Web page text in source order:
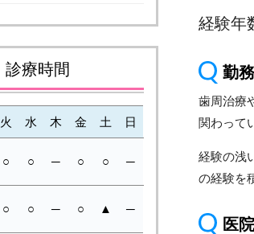
経験年
勤
歯周治療
関わって
経験の浅
の経験を
医
診療時間
火 水 木 金 土 日
○ ○ ─ ○ ○ ─
○ ○ ─ ○ ▲ ─